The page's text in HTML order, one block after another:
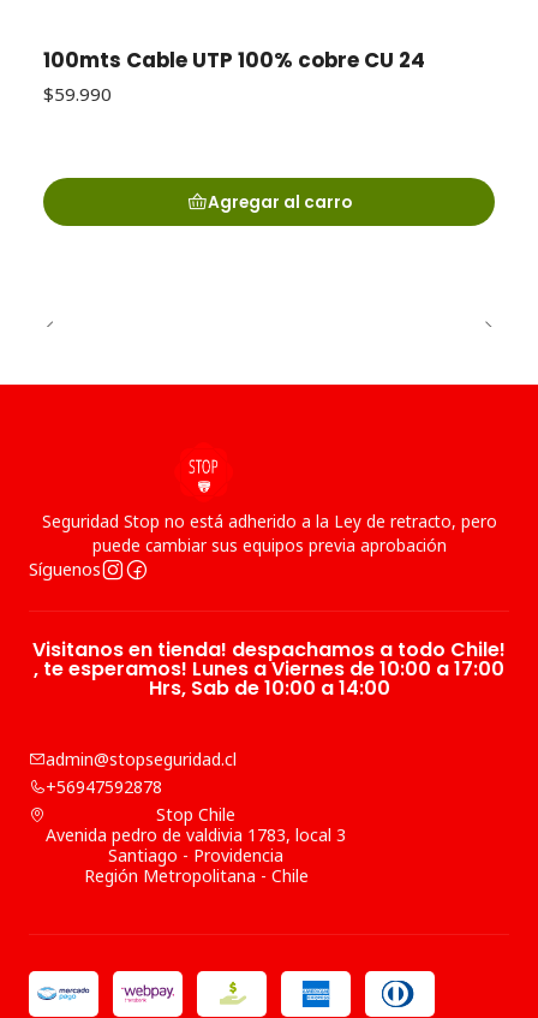
100mts Cable UTP 100% cobre CU 24
$59.990
Agregar al carro
Seguridad Stop no está adherido a la Ley de retracto, pero
puede cambiar sus equipos previa aprobación
Síguenos
Visitanos en tienda! despachamos a todo Chile!
, te esperamos! Lunes a Viernes de 10:00 a 17:00
Hrs, Sab de 10:00 a 14:00
admin@stopseguridad.cl
+56947592878
Stop Chile
Avenida pedro de valdivia 1783, local 3
Santiago - Providencia
Región Metropolitana - Chile